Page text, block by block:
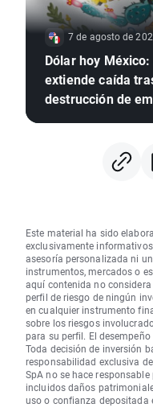
7 de agosto de
Dólar hoy
extiende caída
destrucción de
Este material ha sido
exclusivamente
asesoría personalizada ni
instrumentos, mercados o
aquí contenida no
perfil de riesgo de ningún
en cualquier instrumento
sobre los riesgos
para su perfil. El
Toda decisión de inversión
responsabilidad exclusiva
SpA no se hace
incluidos daños
uso o confianza depositada